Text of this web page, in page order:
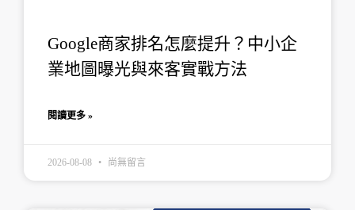
Google商家排名怎麼提升？中小企
業地圖曝光與來客實戰方法
閱讀更多 »
2026-08-08 尚無留言